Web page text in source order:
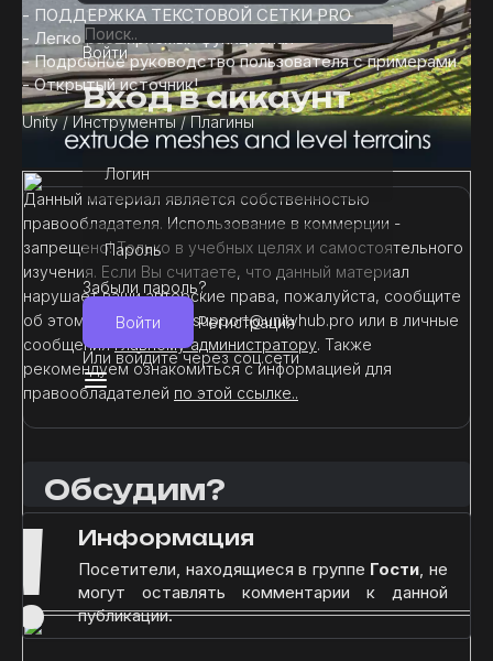
Войти
Вход в аккаунт
Логин
Пароль
Забыли пароль?
Войти
Регистрация
Или войдите через соц.сети
- ПОДДЕРЖКА ТЕКСТОВОЙ СЕТКИ PRO
- Легко расширяемый функционал
- Подробное руководство пользователя с примерами
- Открытый источник!
Unity/ Инструменты/Плагины
Данный материал является собственностью
правообладателя. Использование в коммерции -
запрещено! Только в учебных целях и самостоятельного
изучения. Если Вы считаете, что данный материал
нарушает ваши авторские права, пожалуйста, сообщите
об этом нам на почту support@unityhub.pro или в личные
сообщенияглавному администратору. Также
рекомендуем ознакомиться с информацией для
правообладателей по этой ссылке..
Обсудим?
! Информация
Посетители, находящиеся в группе Гости, не
могут оставлять комментарии к данной
публикации.